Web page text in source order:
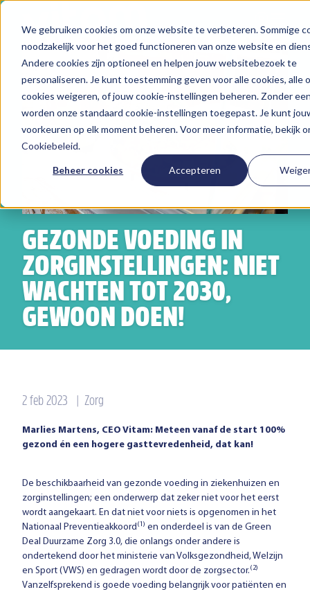
We gebruiken cookies om onze website te verbeteren. Sommige
noodzakelijk voor het goed functioneren van onze website en
Andere cookies zijn optioneel en helpen jouw websitebezoek te
personaliseren. Je kunt toestemming geven voor alle cookies, alle
cookies weigeren, of jouw cookie-instellingen beheren. Zonder
worden onze standaard cookie-instellingen toegepast. Je kunt
voorkeuren op elk moment beheren. Voor meer informatie, bekijk
Cookiebeleid.
Beheer cookies Accepteren
Hier vind je ons
Onze aanpak
Over Vitam
Nieuws
Zoeken
GEZONDE VOEDING IN
ZORGINSTELLINGEN: NIET
WACHTEN TOT 2030,
GEWOON DOEN!
2 feb 2023 | Zorg
Marlies Martens, CEO Vitam: Meteen vanaf de start 100%
gezond én een hogere gasttevredenheid, dat kan!
De beschikbaarheid van gezonde voeding in ziekenhuizen en
zorginstellingen; een onderwerp dat zeker niet voor het eerst
wordt aangekaart. En dat niet voor niets is opgenomen in het
Nationaal Preventieakkoord(1) en onderdeel is van de Green
Deal Duurzame Zorg 3.0, die onlangs onder andere is
ondertekend door het ministerie van Volksgezondheid, Welzijn
en Sport (VWS) en gedragen wordt door de zorgsector.(2)
Vanzelfsprekend is goede voeding belangrijk voor patiënten en